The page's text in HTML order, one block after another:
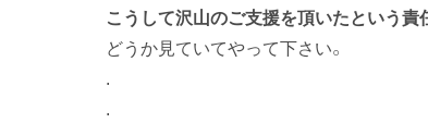
こうして沢山のご支援を頂いたという責
どうか見ていてやって下さい。
.
.